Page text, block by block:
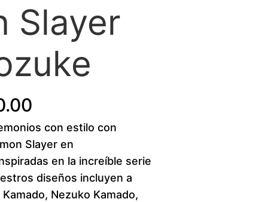
Slayer
r
i
c
con estilo con
Slayer en
en la increíble serie
diseños incluyen a
Nezuko Kamado,